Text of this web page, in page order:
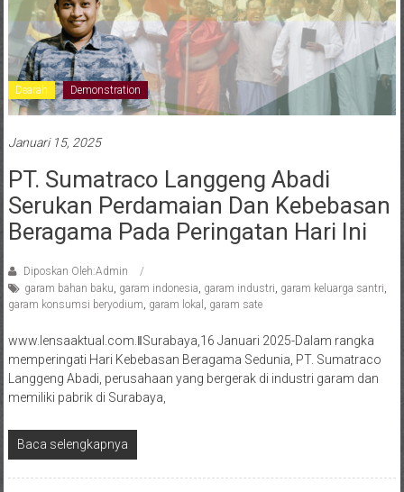
Dearah Demonstration
Januari 15, 2025
PT. Sumatraco Langgeng Abadi
Serukan Perdamaian Dan Kebebasan
Beragama Pada Peringatan Hari Ini
Diposkan Oleh:Admin
garam bahan baku, garam indonesia, garam industri, garam keluarga santri,
garam konsumsi beryodium, garam lokal , garam sate
www.lensaaktual.com.ǁSurabaya,16 Januari 2025-Dalam rangka
memperingati Hari Kebebasan Beragama Sedunia, PT. Sumatraco
Langgeng Abadi, perusahaan yang bergerak di industri garam dan
memiliki pabrik di Surabaya,
Baca selengkapnya